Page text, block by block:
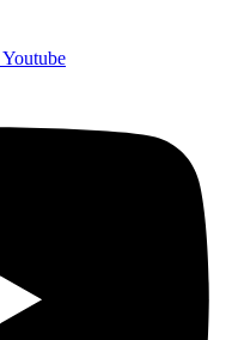
Youtube